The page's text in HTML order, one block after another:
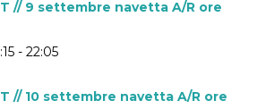
// 9 settembre navetta A/R ore
- 22:05
// 10 settembre navetta A/R ore